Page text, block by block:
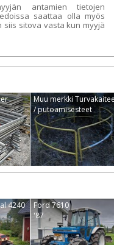
antamien tietojen
saattaa olla myös
sitova vasta kun myyjä
Muu merkki
/ putoamisesteet
4240
Ford 7610
'87